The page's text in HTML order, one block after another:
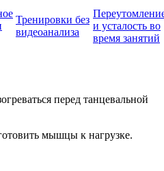
Тренировки без
видеоанализа
и усталость во
время занятий
перед танцевальной
мышцы к нагрузке.